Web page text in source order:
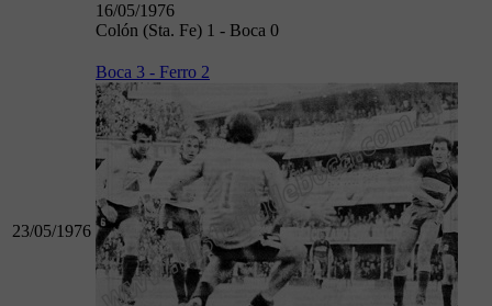
16/05/1976
Colón (Sta. Fe) 1 - Boca 0
23/05/1976
Boca 3 - Ferro 2